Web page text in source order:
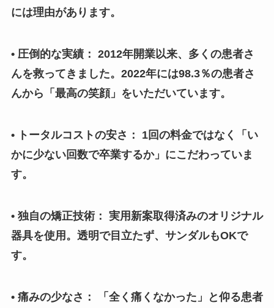
には理由があります。
• 圧倒的な実績： 2012年開業以来、多くの患者さ
んを救ってきました。2022年には98.3％の患者さ
んから「最高の笑顔」をいただいています。
• トータルコストの安さ： 1回の料金ではなく「い
かに少ない回数で卒業するか」にこだわっていま
す。
• 独自の矯正技術： 実用新案取得済みのオリジナル
器具を使用。透明で目立たず、サンダルもOKで
す。
• 痛みの少なさ： 「全く痛くなかった」と仰る患者